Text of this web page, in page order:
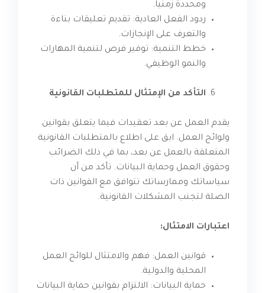
ومحددة زمنياً.
ردود الفعل العادية: تقديم تعليقات بناءة
والتعرف على الإنجازات.
خطط التنمية: توفير فرص لتنمية المهارات
والنمو الوظيفي.
التأكد من الإمتثال للمتطلبات القانونية
يقدم العمل عن بعد تعقيدات فيما يتعلق بقوانين
ولوائح العمل. ابق على اطلاع بالمتطلبات القانونية
المتعلقة بالعمل عن بعد، بما في ذلك الضرائب
وحقوق العمل وحماية البيانات. تأكد من أن
سياساتك وممارساتك تتوافق مع القوانين ذات
الصلة لتجنب المشكلات القانونية.
اعتبارات الامتثال:
قوانين العمل: فهم والامتثال للوائح العمل
المحلية والدولية.
حماية البيانات: الالتزام بقوانين حماية البيانات